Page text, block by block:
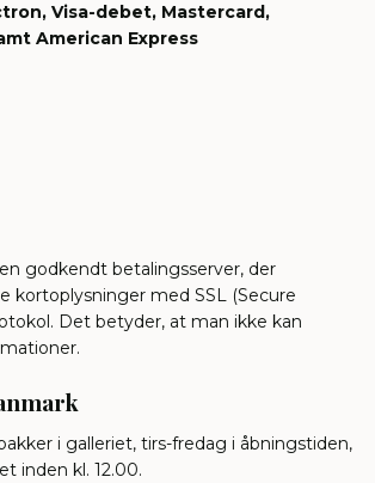
Visa-debet, Mastercard,
American Express
godkendt betalingsserver, der
kortoplysninger med SSL (Secure
Det betyder, at man ikke kan
i galleriet, tirs-fredag i åbningstiden,
inden kl. 12.00.